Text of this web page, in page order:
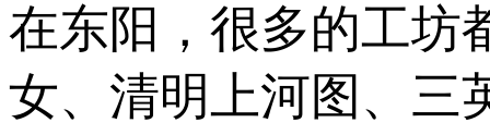
在东阳，很多的工坊
女、清明上河图、三